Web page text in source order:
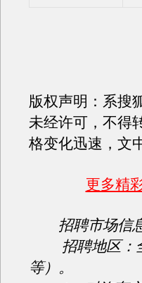
版权声明：系搜
未经许可，不得
格变化迅速，文
更多精
招聘市场信息
招聘地区：
等）。